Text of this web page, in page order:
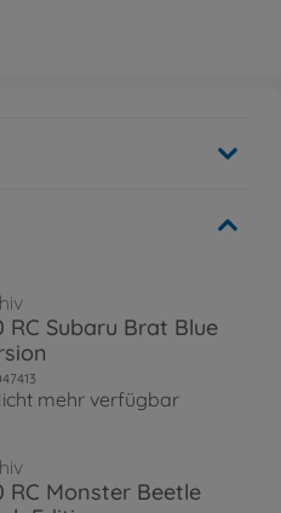
RC Subaru Brat Blue
mehr verfügbar
RC Monster Beetle